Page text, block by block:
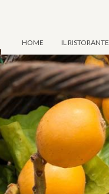
HOME
IL RISTORANTE